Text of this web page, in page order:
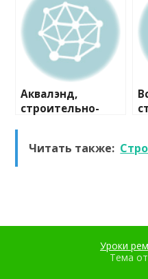
Аквалэнд,
строительно-
Читать также:
Уроки
Тема от